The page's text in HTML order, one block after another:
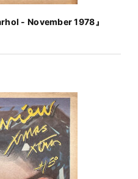
- November 1978』